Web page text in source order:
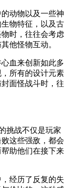
动物以及一些神
物特征，以及古
时，往往会考虑
他怪物互动。
血来创新如此多
所有的设计元素
面怪战斗时，往
挑战不仅是玩家
这些强敌，都会
助他们在接下来
经历了反复的失